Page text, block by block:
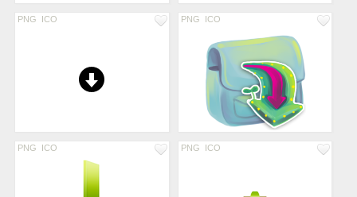
PNG ICO PNG ICO
PNG ICO PNG ICO